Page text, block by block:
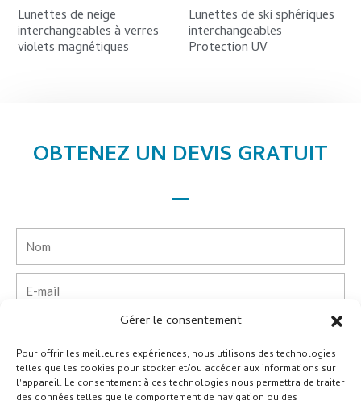
Gérer le consentement
Pour offrir les meilleures expériences, nous utilisons des technologies
telles que les cookies pour stocker et/ou accéder aux informations sur
l'appareil. Le consentement à ces technologies nous permettra de traiter
Lunettes de neige
interchangeables à verres
violets magnétiques
Lunettes de ski sphériques
interchangeables
Protection UV
OBTENEZ UN DEVIS GRATUIT
mail
Pays